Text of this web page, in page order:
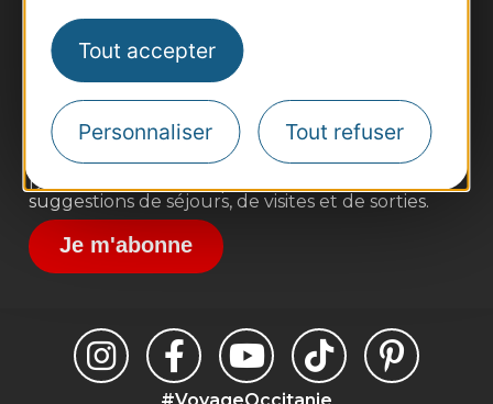
Tout accepter
Personnaliser Tout refuser
Pros d'Occitanie
Site presse et d'influence
Destination Sport
Inscrivez-vous à la lettre d'information
Destination Occitanie pour recevoir des
suggestions de séjours, de visites et de sorties.
Je m'abonne
#VoyageOccitanie